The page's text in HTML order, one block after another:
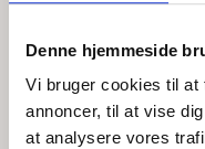
Denne hjemmeside
Vi bruger cookies til at
annoncer, til at vise
at analysere vores